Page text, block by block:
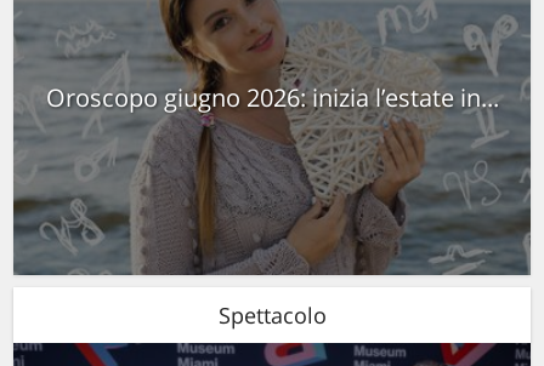
Oroscopo giugno 2026: inizia l’estate in...
Spettacolo